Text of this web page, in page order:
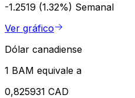
-1.2519 (1.32%) Semanal
Ver gráfico
Dólar canadiense
1 BAM equivale a
0,825931 CAD